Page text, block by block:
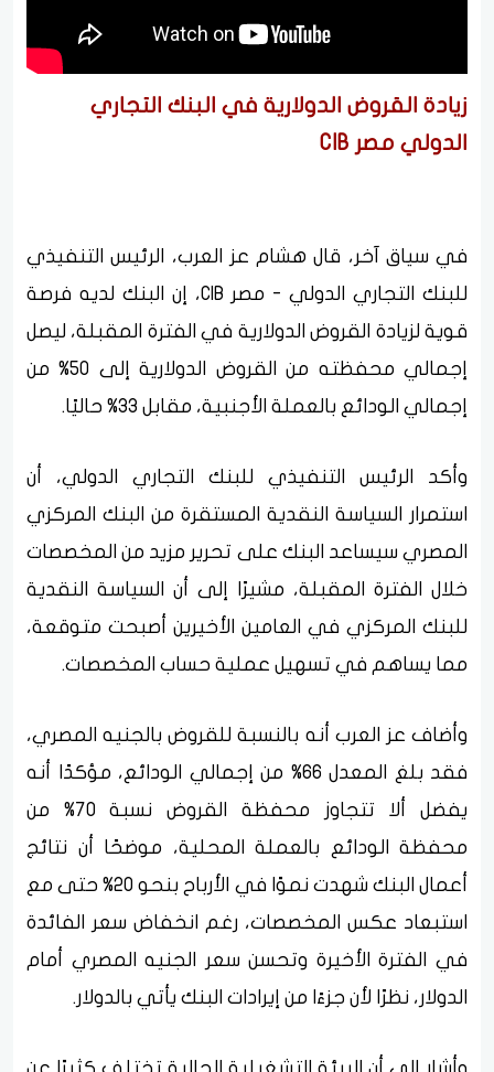
زيادة القروض الدولارية في البنك التجاري
الدولي مصر CIB
في سياق آخر، قال هشام عز العرب، الرئيس التنفيذي
للبنك التجاري الدولي - مصر CIB، إن البنك لديه فرصة
قوية لزيادة القروض الدولارية في الفترة المقبلة، ليصل
إجمالي محفظته من القروض الدولارية إلى 50% من
إجمالي الودائع بالعملة الأجنبية، مقابل 33% حاليًا.
وأكد الرئيس التنفيذي للبنك التجاري الدولي، أن
استمرار السياسة النقدية المستقرة من البنك المركزي
المصري سيساعد البنك على تحرير مزيد من المخصصات
خلال الفترة المقبلة، مشيرًا إلى أن السياسة النقدية
للبنك المركزي في العامين الأخيرين أصبحت متوقعة،
مما يساهم في تسهيل عملية حساب المخصصات.
وأضاف عز العرب أنه بالنسبة للقروض بالجنيه المصري،
فقد بلغ المعدل 66% من إجمالي الودائع، مؤكدًا أنه
يفضل ألا تتجاوز محفظة القروض نسبة 70% من
محفظة الودائع بالعملة المحلية، موضحًا أن نتائج
أعمال البنك شهدت نموًا في الأرباح بنحو 20% حتى مع
استبعاد عكس المخصصات، رغم انخفاض سعر الفائدة
في الفترة الأخيرة وتحسن سعر الجنيه المصري أمام
الدولار، نظرًا لأن جزءًا من إيرادات البنك يأتي بالدولار.